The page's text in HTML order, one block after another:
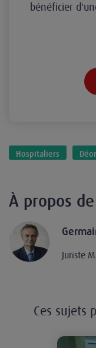
bénéficier
Hospitaliers
À propos
Juriste
Ces sujets